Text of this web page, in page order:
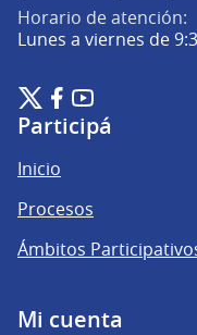
Horario de atención:
Lunes a viernes de
Plataforma de
(Enlace externo)
Plataforma de
(Enlace externo)
Plataforma de
(Enlace externo)
Participá
Inicio
Procesos
Ámbitos
Mi cuenta